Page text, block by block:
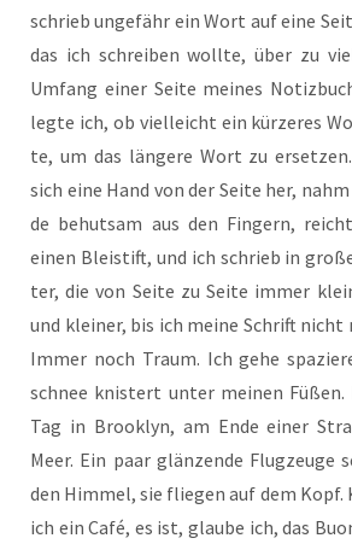
schrieb unge­fähr ein Wort auf eine
das ich schrei­ben woll­te, über zu
Umfang einer Sei­te mei­nes
leg­te ich, ob viel­leicht ein kür­ze­res
te, um das län­ge­re Wort zu
sich eine Hand von der Sei­te her,
de behut­sam aus den Fin­gern,
einen Blei­stift, und ich schrieb in
ter, die von Sei­te zu Sei­te immer
und klei­ner, bis ich mei­ne Schrift
Immer noch Traum. Ich gehe
schnee knis­tert unter mei­nen
Tag in Brook­lyn, am Ende einer
Meer. Ein paar glän­zen­de Flug­zeu­ge
den Him­mel, sie flie­gen auf dem
ich ein Café, es ist, glau­be ich, das